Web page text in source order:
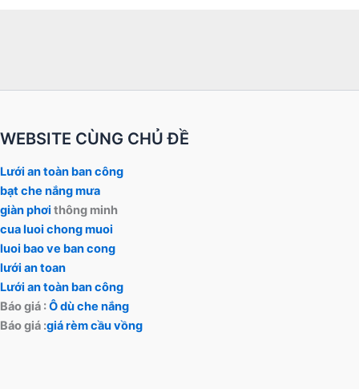
WEBSITE CÙNG CHỦ ĐỀ
Lưới an toàn ban công
bạt che nắng mưa
giàn phơi thông minh
cua luoi chong muoi
luoi bao ve ban cong
lưới an toan
Lưới an toàn ban công
Báo giá :Ô dù che nắng
Báo giá :giá rèm cầu vồng